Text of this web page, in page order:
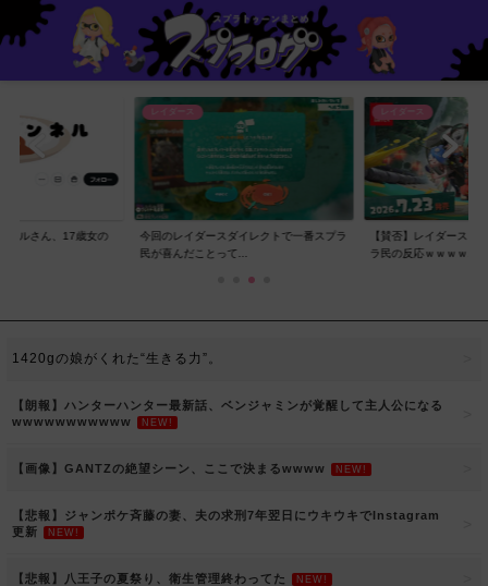
ネルさん、17歳女の
レイダース
今回のレイダースダイレクトで一番スプラ
民が喜んだことって...
レイダース
【賛否】レイダースダ
ラ民の反応ｗｗｗｗ...
1420gの娘がくれた“生きる力”。
【朗報】ハンターハンター最新話、ベンジャミンが覚醒して主人公になる
wwwwwwwwwww
NEW!
【画像】GANTZの絶望シーン、ここで決まるwwww NEW!
【悲報】ジャンポケ斉藤の妻、夫の求刑7年翌日にウキウキでInstagram
更新
NEW!
【悲報】八王子の夏祭り、衛生管理終わってた NEW!